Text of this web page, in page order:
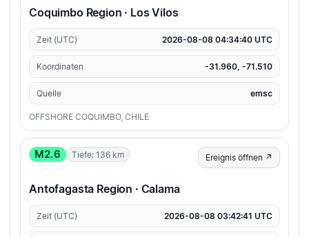
Coquimbo Region · Los Vilos
Zeit (UTC) 2026-08-08 04:34:40 UTC
Koordinaten -31.960, -71.510
Quelle emsc
OFFSHORE COQUIMBO, CHILE
M2.6 Tiefe: 136 km Ereignis öffnen ↗
Antofagasta Region · Calama
Zeit (UTC) 2026-08-08 03:42:41 UTC